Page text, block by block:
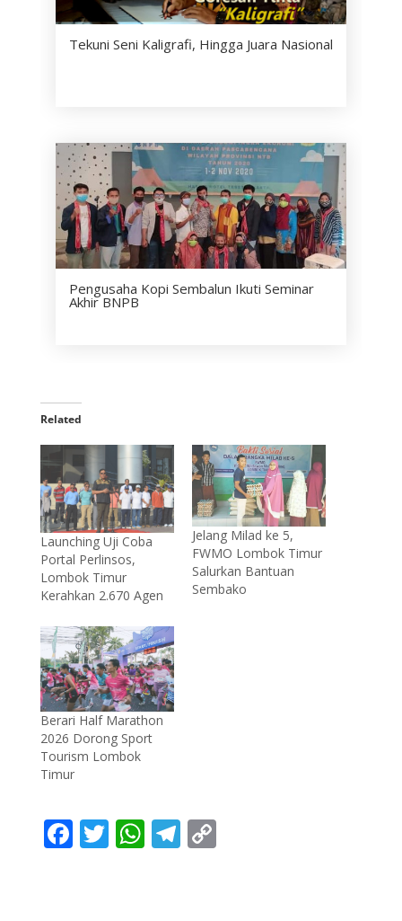
Tekuni Seni Kaligrafi, Hingga Juara Nasional
Pengusaha Kopi Sembalun Ikuti Seminar
Akhir BNPB
Related
Launching Uji Coba
Portal Perlinsos,
Lombok Timur
Kerahkan 2.670 Agen
Jelang Milad ke 5,
FWMO Lombok Timur
Salurkan Bantuan
Sembako
Berari Half Marathon
2026 Dorong Sport
Tourism Lombok
Timur
F T W T C